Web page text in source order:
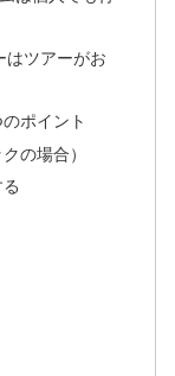
はツアーがお
ポイント
の場合）